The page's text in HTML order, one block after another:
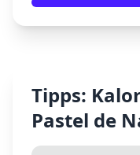
Tipps:
Pastel de